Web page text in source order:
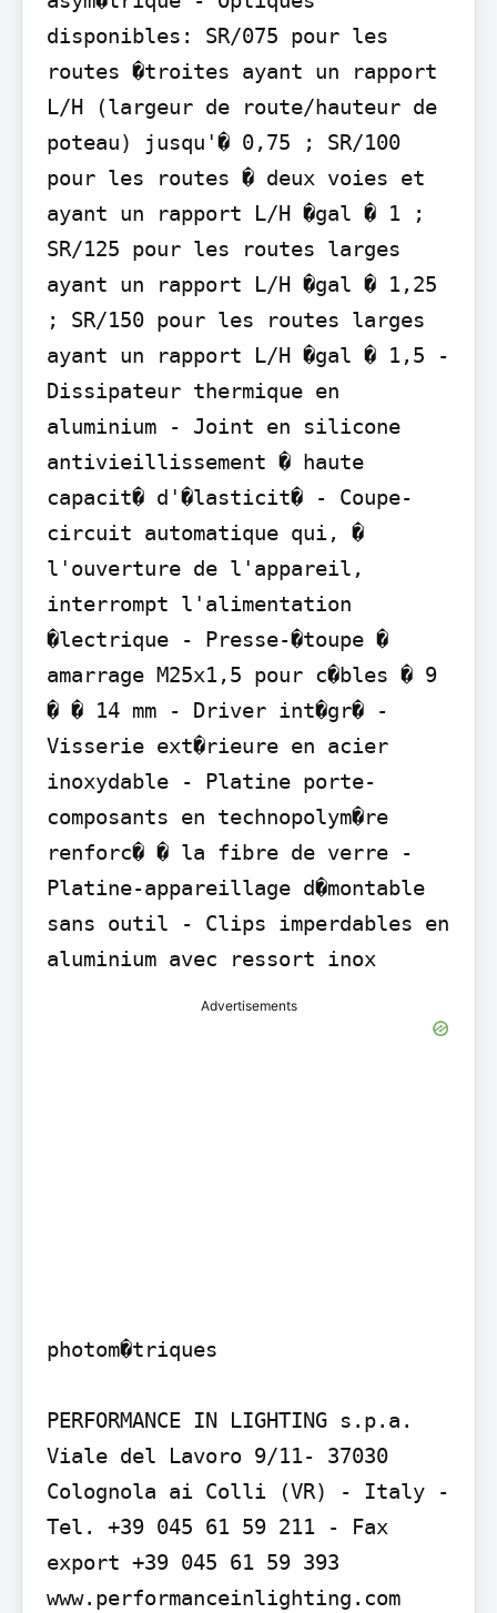
disponibles: SR/075 pour les
routes �troites ayant un rapport
L/H (largeur de route/hauteur de
poteau) jusqu'� 0,75 ; SR/100
pour les routes � deux voies et
ayant un rapport L/H �gal � 1 ;
SR/125 pour les routes larges
ayant un rapport L/H �gal � 1,25
; SR/150 pour les routes larges
ayant un rapport L/H �gal � 1,5 -
Dissipateur thermique en
aluminium - Joint en silicone
antivieillissement � haute
capacit� d'�lasticit� - Coupe-
circuit automatique qui, �
l'ouverture de l'appareil,
interrompt l'alimentation
�lectrique - Presse-�toupe �
amarrage M25x1,5 pour c�bles � 9
� � 14 mm - Driver int�gr� -
Visserie ext�rieure en acier
inoxydable - Platine porte-
composants en technopolym�re
renforc� � la fibre de verre -
Platine-appareillage d�montable
sans outil - Clips imperdables en
aluminium avec ressort inox
Advertisements
photom�triques
PERFORMANCE IN LIGHTING s.p.a.
Viale del Lavoro 9/11- 37030
Colognola ai Colli (VR) - Italy -
Tel. +39 045 61 59 211 - Fax
export +39 045 61 59 393
www.performanceinlighting.com